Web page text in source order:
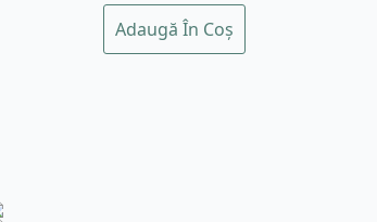
Adaugă În Coș